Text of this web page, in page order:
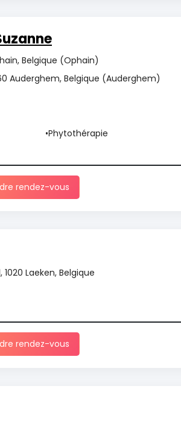
Belgique (Ophain)
Auderghem, Belgique (Auderghem)
Phytothérapie
rendez-vous
Laeken, Belgique
rendez-vous